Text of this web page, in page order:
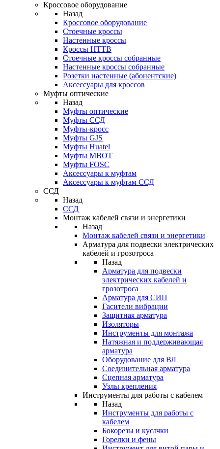
Кроссовое оборудование
Назад
Кроссовое оборудование
Стоечные кроссы
Настенные кроссы
Кроссы HTTB
Стоечные кроссы собранные
Настенные кроссы собранные
Розетки настенные (абонентские)
Аксессуары для кроссов
Муфты оптические
Назад
Муфты оптические
Муфты ССД
Муфты-кросс
Муфты GJS
Муфты Huatel
Муфты МВОТ
Муфты FOSC
Аксессуары к муфтам
Аксессуары к муфтам ССД
ССД
Назад
ССД
Монтаж кабелей связи и энергетики
Назад
Монтаж кабелей связи и энергетики
Арматура для подвески электрических
кабелей и грозотроса
Назад
Арматура для подвески
электрических кабелей и
грозотроса
Арматура для СИП
Гасители вибрации
Защитная арматура
Изоляторы
Инструменты для монтажа
Натяжная и поддерживающая
арматура
Оборудование для ВЛ
Соединительная арматура
Сцепная арматура
Узлы крепления
Инструменты для работы с кабелем
Назад
Инструменты для работы с
кабелем
Бокорезы и кусачки
Горелки и фены